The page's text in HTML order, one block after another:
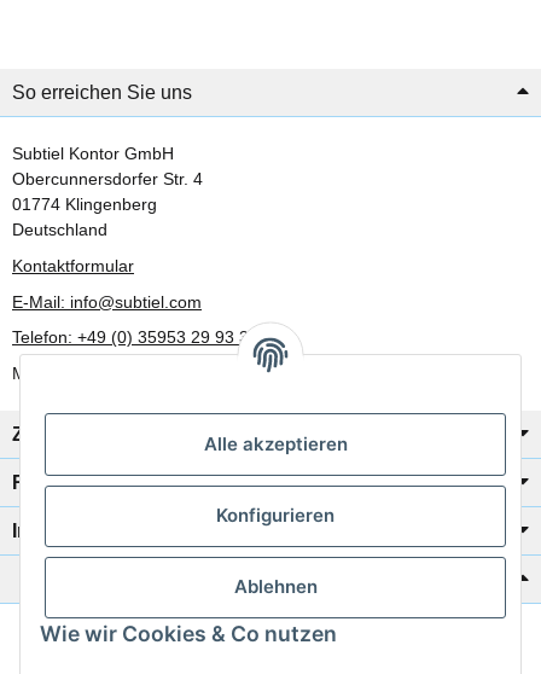
Alle akzeptieren
Konfigurieren
Ablehnen
Wie wir Cookies & Co nutzen
So erreichen Sie uns
Subtiel Kontor GmbH
Obercunnersdorfer Str. 4
01774 Klingenberg
Deutschland
Kontaktformular
E-Mail: info@subtiel.com
Telefon: +49 (0) 35953 29 93 30
Mo-Fr: 8:00 Uhr - 17:00 Uhr
Zahlung/Versand
Rechtliches
Informationen
Katalog zur Hand?
Zur Schnellbestellung